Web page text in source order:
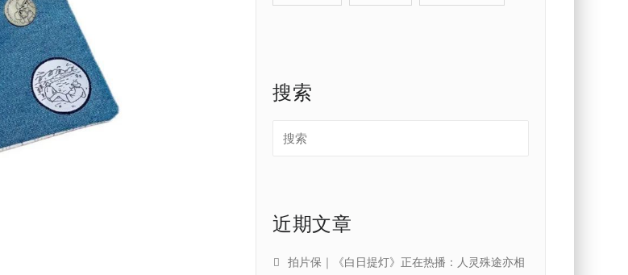
搜索
近期文章
拍片保｜《白日提灯》正在热播：人灵殊途亦相